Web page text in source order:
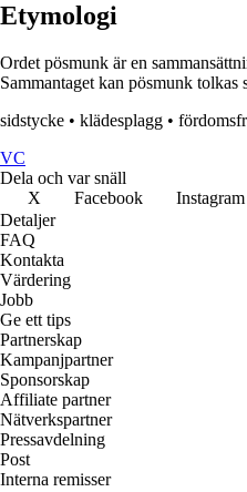
Etymologi
Ordet pösmunk är en
Sammantaget kan pösmunk
sidstycke • klädesplagg •
VC
Dela och var snäll
X
Facebook Instagram
Detaljer
FAQ
Kontakta
Värdering
Jobb
Ge ett tips
Partnerskap
Kampanjpartner
Sponsorskap
Affiliate partner
Nätverkspartner
Pressavdelning
Post
Interna remisser